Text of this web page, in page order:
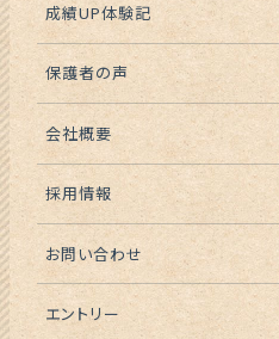
成績UP体験記
保護者の声
会社概要
採用情報
お問い合わせ
エントリー